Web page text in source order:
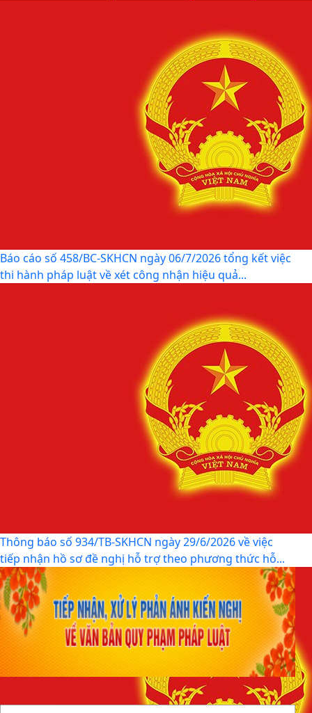
Báo cáo số 458/BC-SKHCN ngày 06/7/2026 tổng kết việc
thi hành pháp luật về xét công nhận hiệu quả...
Thông báo số 934/TB-SKHCN ngày 29/6/2026 về việc
tiếp nhận hồ sơ đề nghị hỗ trợ theo phương thức hỗ...